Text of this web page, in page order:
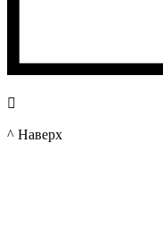

^ Наверх